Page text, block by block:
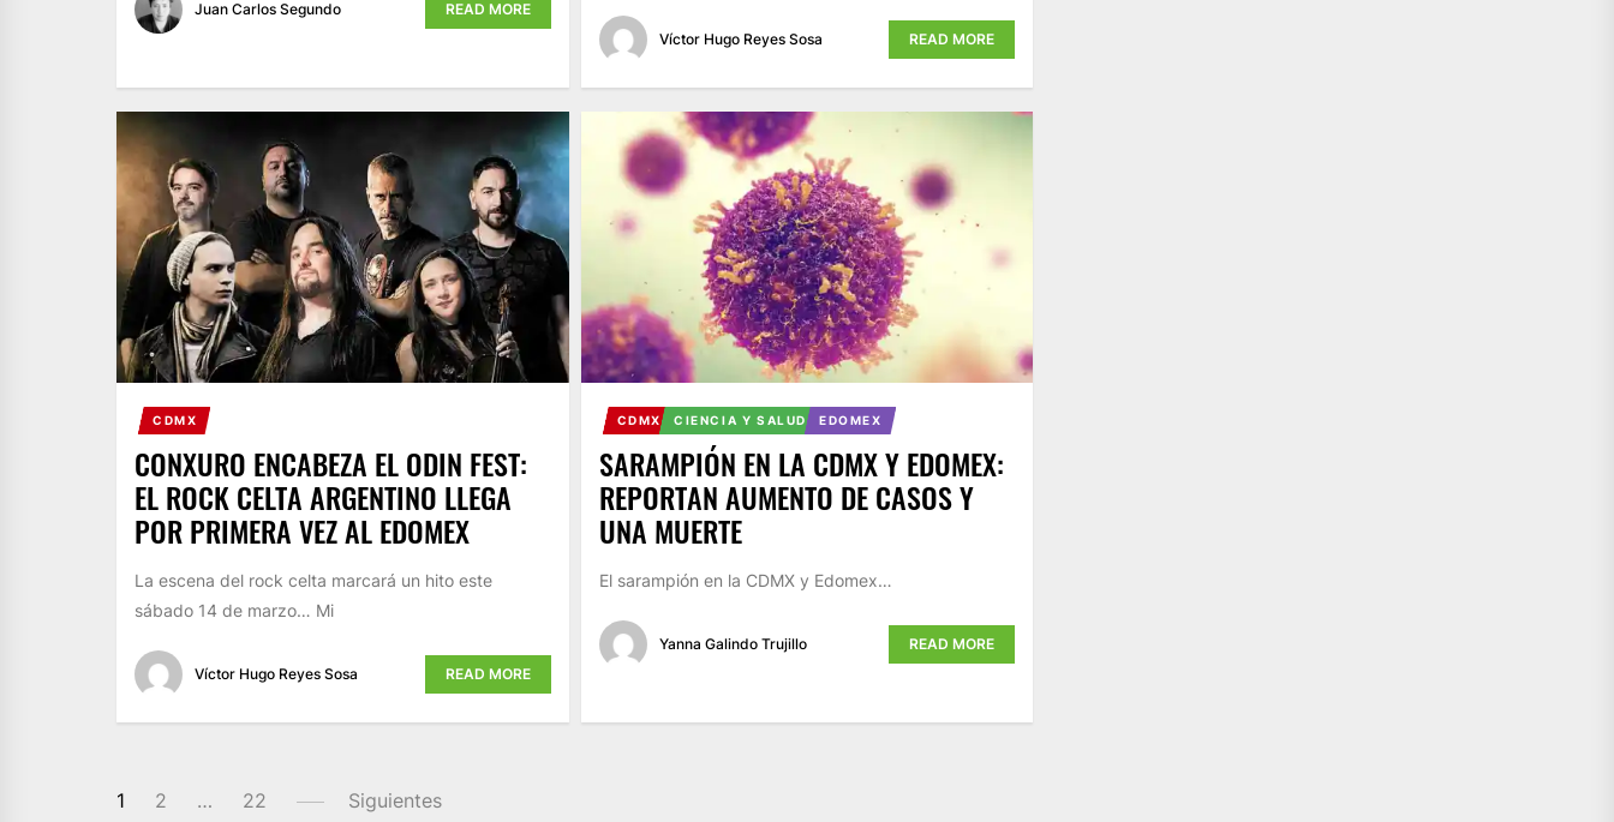
Juan Carlos Segundo READ MORE
Víctor Hugo Reyes Sosa READ MORE
CDMX
CONXURO ENCABEZA EL ODIN FEST:
EL ROCK CELTA ARGENTINO LLEGA
POR PRIMERA VEZ AL EDOMEX
La escena del rock celta marcará un hito este
sábado 14 de marzo… Mi
Víctor Hugo Reyes Sosa READ MORE
CDMX CIENCIA Y SALUD EDOMEX
SARAMPIÓN EN LA CDMX Y EDOMEX:
REPORTAN AUMENTO DE CASOS Y
UNA MUERTE
El sarampión en la CDMX y Edomex…
Yanna Galindo Trujillo READ MORE
PAGINACIÓN
1 2 … 22 Siguientes